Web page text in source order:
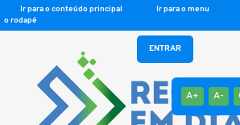
Ir para o conteúdo principal Ir para o menu
o rodapé
A+ A-
ENTRAR